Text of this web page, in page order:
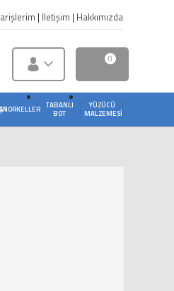
| İletişim | Hakkımızda
0
ŞNORKELLER TABANLI
BOT
YÜZÜCÜ
MALZEMESI